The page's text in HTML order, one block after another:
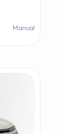
Manual